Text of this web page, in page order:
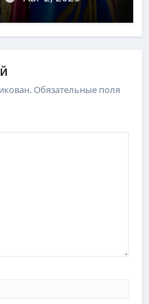
Обязательные поля